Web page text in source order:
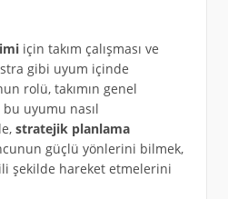
için takım çalışması ve
gibi uyum içinde
rolü, takımın genel
bu uyumu nasıl
stratejik planlama
güçlü yönlerini bilmek,
şekilde hareket etmelerini